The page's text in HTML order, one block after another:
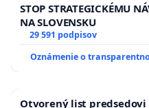
STOP STRATEGICKÉMU
NA SLOVENSKU
29 591 podpisov
Oznámenie o
Otvorený list predsedovi